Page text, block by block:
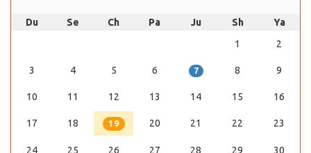
Du Se Ch Pa Ju Sh
Ya
1
2
3 4 5 6 7 8 9
10 11 12 13 14 15 16
17 18 19 20 21 22 23
24 25 26 27 28 29 30